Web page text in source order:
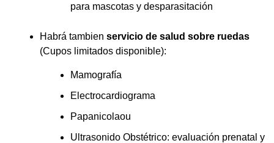
para mascotas y desparasitación
Habrá tambien servicio de salud sobre ruedas
(Cupos limitados disponible):
Mamografía
Electrocardiograma
Papanicolaou
Ultrasonido Obstétrico: evaluación prenatal y